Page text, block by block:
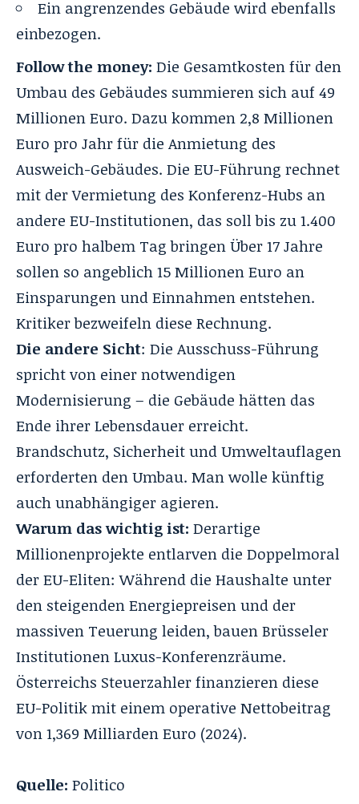
Ein angrenzendes Gebäude wird ebenfalls
einbezogen.
Follow the money: Die Gesamtkosten für den
Umbau des Gebäudes summieren sich auf 49
Millionen Euro. Dazu kommen 2,8 Millionen
Euro pro Jahr für die Anmietung des
Ausweich-Gebäudes. Die EU-Führung rechnet
mit der Vermietung des Konferenz-Hubs an
andere EU-Institutionen, das soll bis zu 1.400
Euro pro halbem Tag bringen Über 17 Jahre
sollen so angeblich 15 Millionen Euro an
Einsparungen und Einnahmen entstehen.
Kritiker bezweifeln diese Rechnung.
Die andere Sicht: Die Ausschuss-Führung
spricht von einer notwendigen
Modernisierung – die Gebäude hätten das
Ende ihrer Lebensdauer erreicht.
Brandschutz, Sicherheit und Umweltauflagen
erforderten den Umbau. Man wolle künftig
auch unabhängiger agieren.
Warum das wichtig ist: Derartige
Millionenprojekte entlarven die Doppelmoral
der EU-Eliten: Während die Haushalte unter
den steigenden Energiepreisen und der
massiven Teuerung leiden, bauen Brüsseler
Institutionen Luxus-Konferenzräume.
Österreichs Steuerzahler finanzieren diese
EU-Politik mit einem operative Nettobeitrag
von 1,369 Milliarden Euro (2024).
Quelle: Politico